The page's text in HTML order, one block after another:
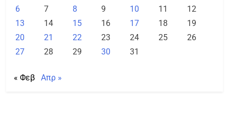
6
7 8 9 10 11
12
13
14 15 16 17 18
19
20
21 22 23 24 25
26
27
28 29 30 31
« Φεβ Απρ »